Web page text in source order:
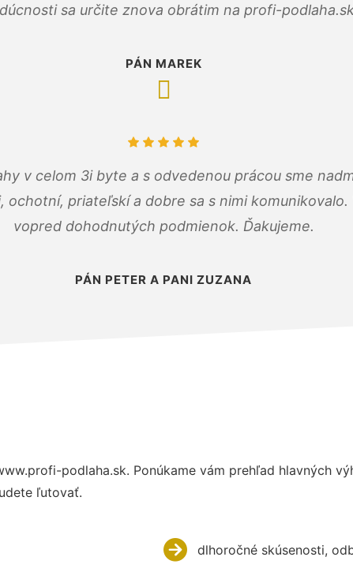
sa určite znova obrátim na profi-
PÁN MAREK
v celom 3i byte a s odvedenou prácou sme
ochotní, priateľskí a dobre sa s nimi komunikovalo.
vopred dohodnutých podmienok. Ďakujeme.
PÁN PETER A PANI ZUZANA
podlaha.sk. Ponúkame vám prehľad hlavných
ľutovať.
dlhoročné skúsenosti,